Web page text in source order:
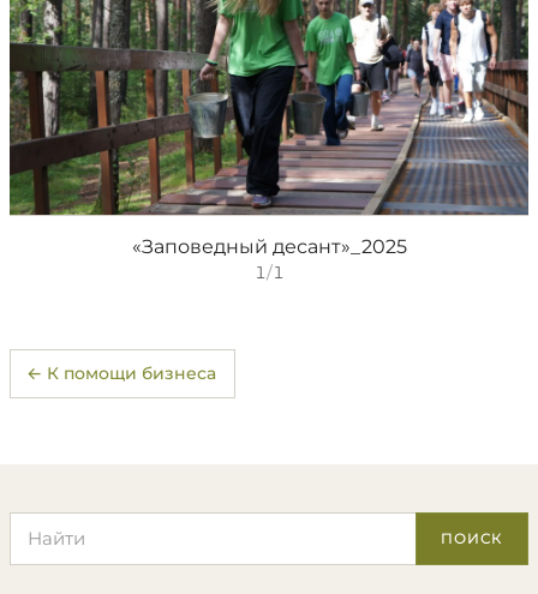
«Заповедный десант»_2025
1/1
← К помощи бизнеса
ПОИСК